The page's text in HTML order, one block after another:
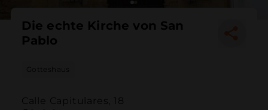
Die echte Kirche von San
Pablo
Gotteshaus
Calle Capitulares, 18